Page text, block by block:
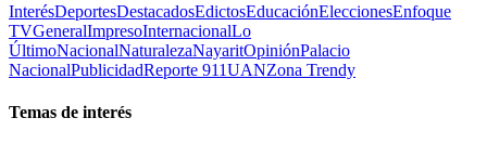
InterésDeportesDestacadosEdictosEducaciónEleccionesEnfoque
TVGeneralImpresoInternacionalLo
ÚltimoNacionalNaturalezaNayaritOpiniónPalacio
NacionalPublicidadReporte 911UANZona Trendy
Temas de interés